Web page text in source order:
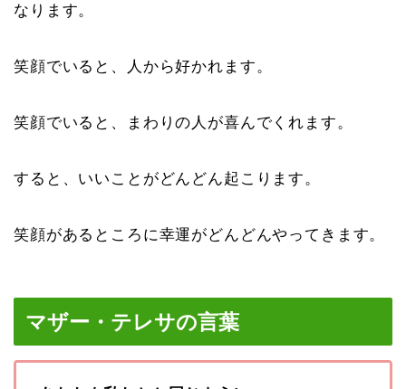
なります。
笑顔でいると、人から好かれます。
笑顔でいると、まわりの人が喜んでくれます。
すると、いいことがどんどん起こります。
笑顔があるところに幸運がどんどんやってきます。
マザー・テレサの言葉